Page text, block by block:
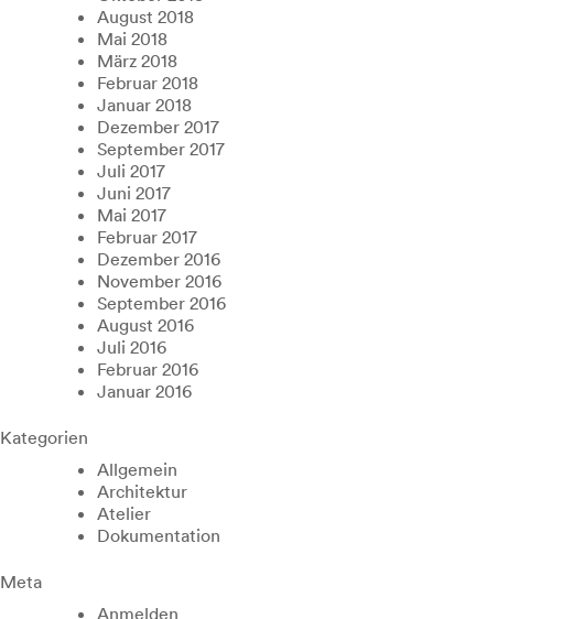
August 2018
Mai 2018
März 2018
Februar 2018
Januar 2018
Dezember 2017
September 2017
Juli 2017
Juni 2017
Mai 2017
Februar 2017
Dezember 2016
November 2016
September 2016
August 2016
Juli 2016
Februar 2016
Januar 2016
Kategorien
Allgemein
Architektur
Atelier
Dokumentation
Meta
Anmelden